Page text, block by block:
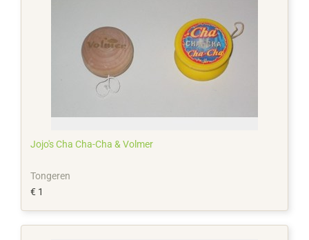
Jojo's Cha Cha-Cha & Volmer
Tongeren
€ 1